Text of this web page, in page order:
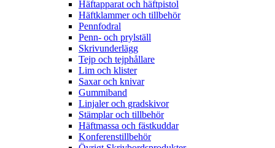
Häftapparat och häftpistol
Häftklammer och tillbehör
Pennfodral
Penn- och prylställ
Skrivunderlägg
Tejp och tejphållare
Lim och klister
Saxar och knivar
Gummiband
Linjaler och gradskivor
Stämplar och tillbehör
Häftmassa och fästkuddar
Konferenstillbehör